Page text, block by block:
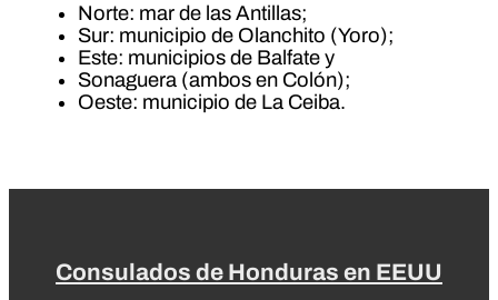
Norte: mar de las Antillas;
Sur: municipio de Olanchito (Yoro);
Este: municipios de Balfate y
Sonaguera (ambos en Colón);
Oeste: municipio de La Ceiba.
Consulados de Honduras en EEUU